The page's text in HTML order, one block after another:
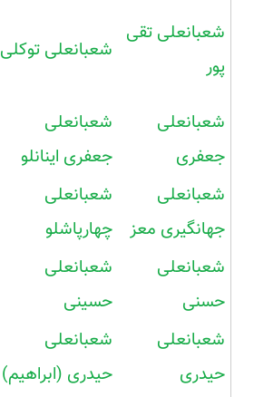
شعبانعلی تقی
پور
شعبانعلی توکلی
شعبانعلی
جعفری
شعبانعلی
جعفری اینانلو
شعبانعلی
جهانگیری معز
شعبانعلی
چهارپاشلو
شعبانعلی
حسنی
شعبانعلی
حسینی
شعبانعلی
حیدری
شعبانعلی
حیدری (ابراهیم)